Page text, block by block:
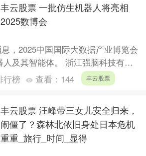
丰云股票 一批仿生机器人将亮相
2025数博会
，2025中国国际大数据产业博览会
及其智能体。 浙江强脑科技有限
有限公司、优地科技（贵州）有限
行榜 查看： 144 丰云股票
丰云股票 汪峰带三女儿安全归来，
闹僵了？森林北依旧身处日本危机
重重_旅行_时间_显得